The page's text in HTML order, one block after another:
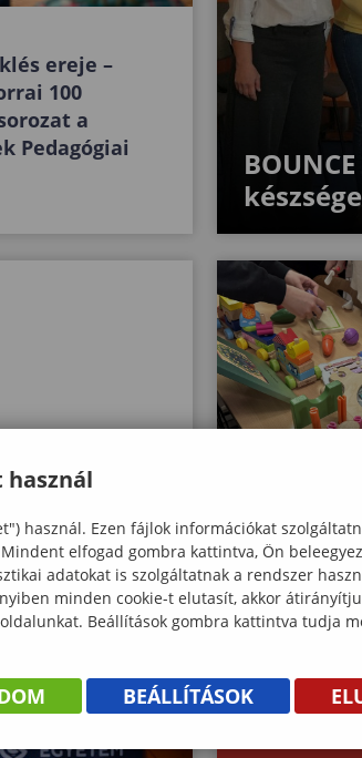
ereje –
100
a
Pedagógiai
a Soproni
Eeőadás a
pedagógiai
Benedek
Karon
használ. Ezen fájlok információkat
elfogad gombra kattintva, Ön
adatokat is szolgáltatnak a rendszer
minden cookie-t elutasít, akkor
Beállítások gombra kattintva tudja
BEÁLLÍTÁSOK